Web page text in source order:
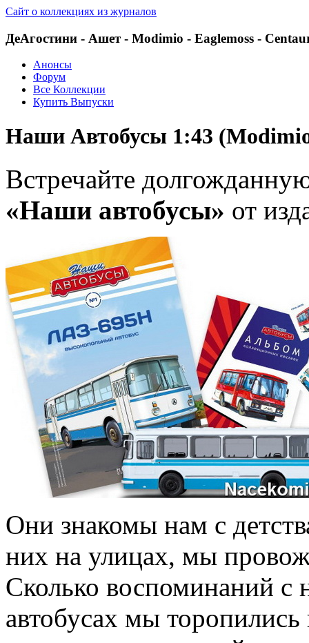
Сайт о коллекциях из журналов
ДеАгостини - Ашет - Modimio - Eaglemoss -
Анонсы
Форум
Все Коллекции
Купить Выпуски
Наши Автобусы 1:43
Встречайте
«Наши автобусы» от
Они знакомы нам с
них на улицах, мы
Сколько воспоминаний с
автобусах мы